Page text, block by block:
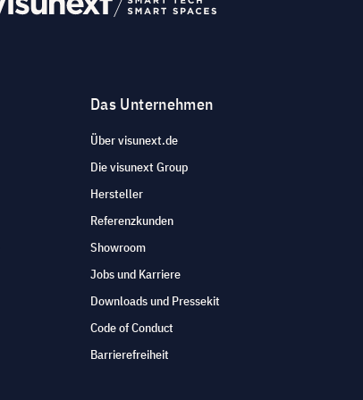
Das Unternehmen
Über visunext.de
Die visunext Group
Hersteller
Referenzkunden
Showroom
Jobs und Karriere
Downloads und Pressekit
Code of Conduct
Barrierefreiheit